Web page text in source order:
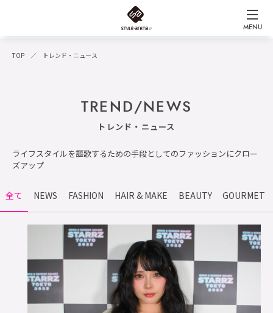
MENU
TOP トレンド・ニュース
TREND/NEWS
トレンド・ニュース
ライフスタイルを謳歌するための手段としてのファッションにクロー
ズアップ
全て NEWS FASHION HAIR & MAKE BEAUTY GOURMET